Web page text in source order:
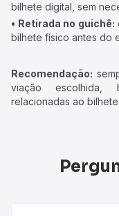
bilhete digital, sem
• Retirada no guichê:
bilhete físico antes do
Recomendação:
viação escolhida,
relacionadas ao bilhete.